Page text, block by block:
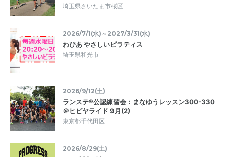
埼玉県さいたま市桜区
2026/7/1(水)～2027/3/31(水)
わぴあ やさしいピラティス
埼玉県和光市
2026/9/12(土)
ランステ®公認練習会：まなゆうレッスン300-330
＠ヒビヤライド 9月(2)
東京都千代田区
2026/8/29(土)